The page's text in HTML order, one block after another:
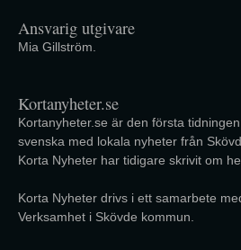
Ansvarig utgivare
Mia Gillström.
Kortanyheter.se
Kortanyheter.se är den första
svenska med lokala nyheter från
Korta Nyheter har tidigare skrivit om
Korta Nyheter drivs i ett samarbete
Verksamhet i Skövde kommun.